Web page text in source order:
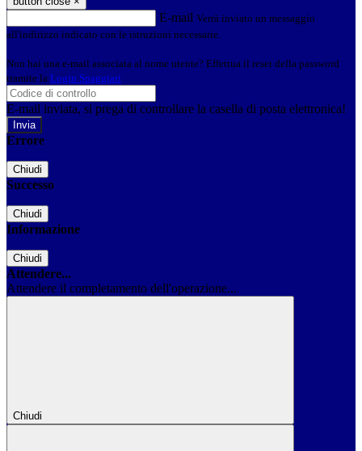
E-mail Verrà inviato un messaggio
all'indirizzo indicato con le istruzioni necessarie.
Non hai una e-mail associata al nome utente? Effettua il reset della password
tramite la Login Spaggiari
E-mail inviata, si prega di controllare la casella di posta elettronica!
Errore
Chiudi
Successo
Chiudi
Informazione
Chiudi
Attendere...
Attendere il completamento dell'operazione...
Chiudi